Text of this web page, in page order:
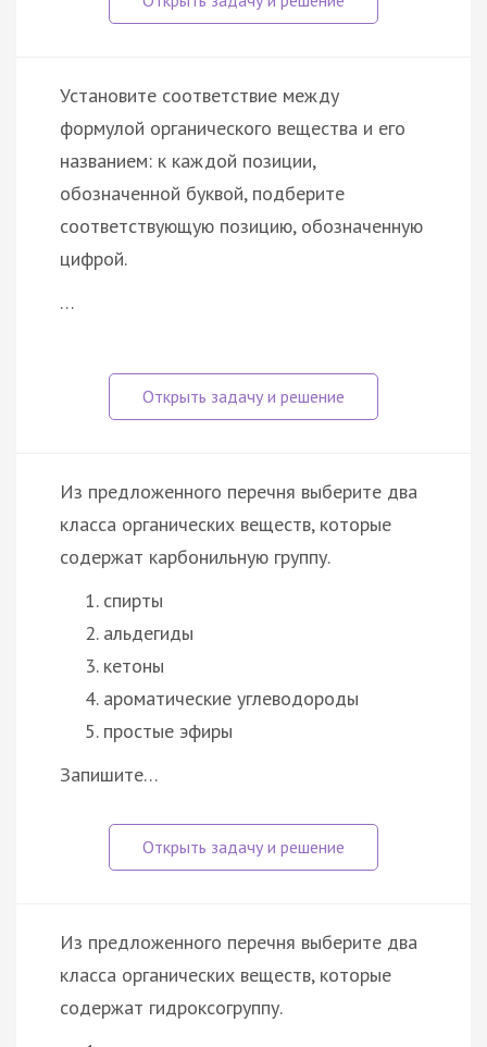
Установите соответствие между
формулой органического вещества и его
названием: к каждой позиции,
обозначенной буквой, подберите
соответствующую позицию, обозначенную
цифрой.
…
Из предложенного перечня выберите два
класса органических веществ, которые
содержат карбонильную группу.
спирты
альдегиды
кетоны
ароматические углеводороды
простые эфиры
Запишите…
Из предложенного перечня выберите два
класса органических веществ, которые
содержат гидроксогруппу.